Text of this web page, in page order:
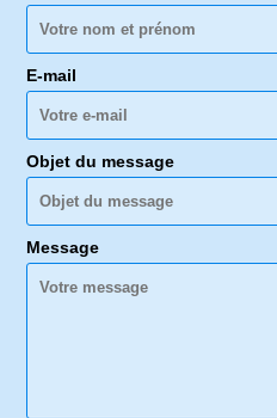
E-mail
Objet du message
Message